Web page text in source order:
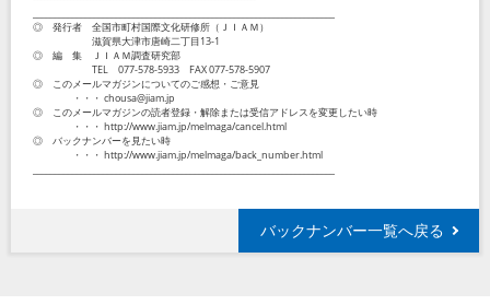
◎ 発行者 全国市町村国際文化研修所（ＪＩＡＭ）
滋賀県大津市唐崎二丁目13-1
◎ 編 集 ＪＩＡＭ調査研究部
TEL 077-578-5933 FAX 077-578-5907
◎ このメールマガジンについてのご感想・ご意見
・・・ chousa@jiam.jp
◎ このメールマガジンの読者登録・解除または受信アドレスを変更したい時
・・・ http://www.jiam.jp/melmaga/cancel.html
◎ バックナンバーを見たい時
・・・ http://www.jiam.jp/melmaga/back_number.html
バックナンバー一覧へ戻る